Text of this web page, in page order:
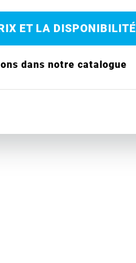
ET LA DISPONIBILITÉ
dans notre catalogue